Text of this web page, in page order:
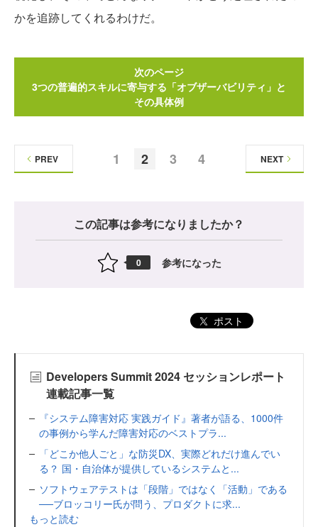
かを追跡してくれるわけだ。
次のページ
3つの普遍的スキルに寄与する「オブザーバビリティ」と
その具体例
1 2 3 4
PREV NEXT
この記事は参考になりましたか？
0 参考になった
ポスト
Developers Summit 2024 セッションレポート
連載記事一覧
『システム障害対応 実践ガイド』著者が語る、1000件
の事例から学んだ障害対応のベストプラ...
「どこか他人ごと」な防災DX、実際どれだけ進んでい
る？ 国・自治体が提供しているシステムと...
ソフトウェアテストは「段階」ではなく「活動」である
──ブロッコリー氏が問う、プロダクトに求...
もっと読む